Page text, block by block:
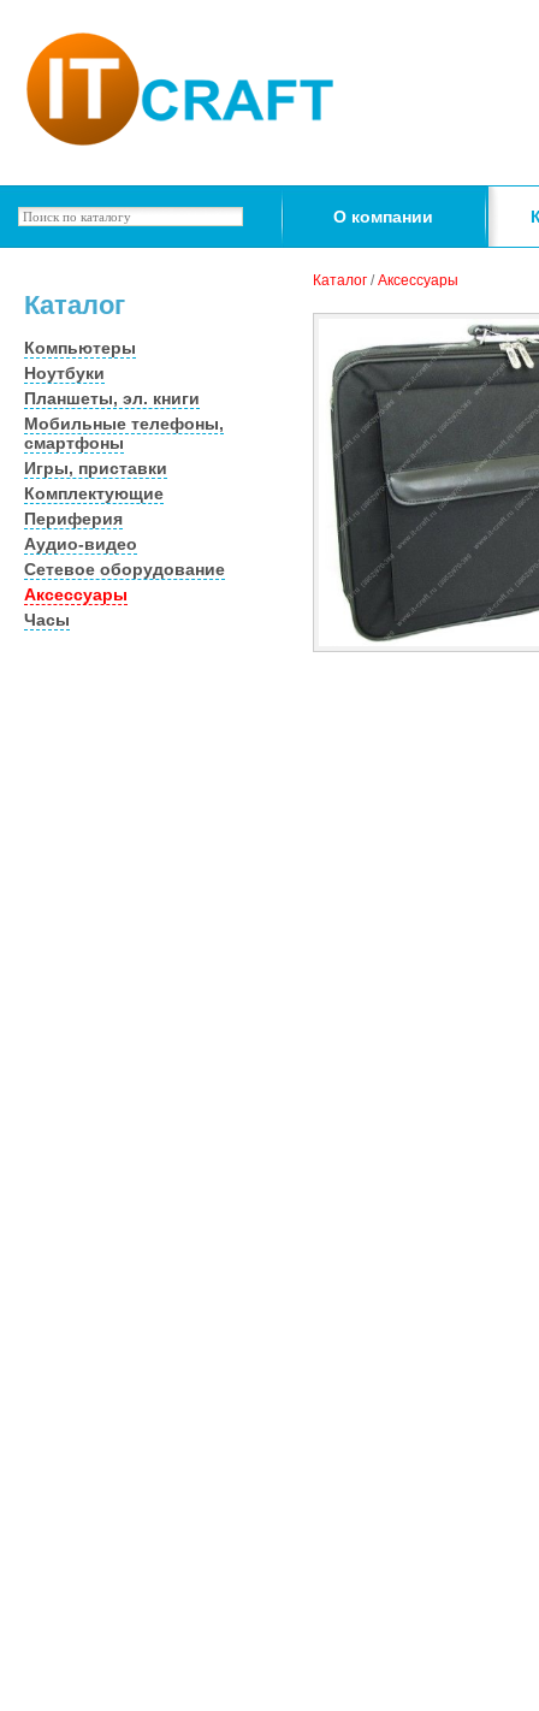
О компании
Каталог
Компьютеры
Ноутбуки
Планшеты, эл. книги
Мобильные телефоны,
смартфоны
Игры, приставки
Комплектующие
Периферия
Аудио-видео
Сетевое оборудование
Аксессуары
Часы
Каталог /Аксессуары